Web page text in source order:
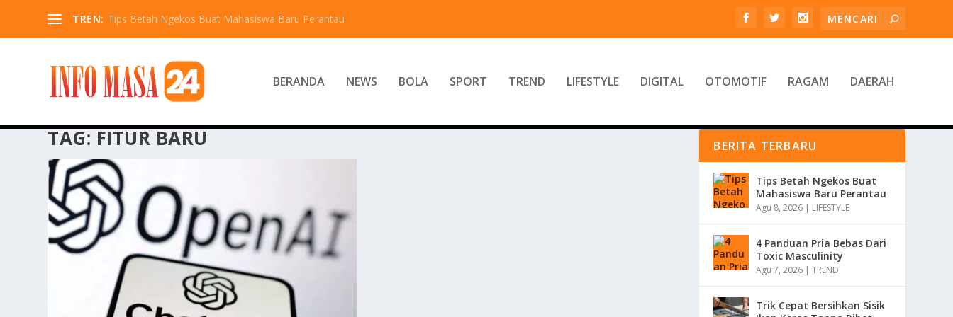
TREN: Tips Betah Ngekos Buat Mahasiswa Baru Perantau
BERANDA NEWS BOLA SPORT TREND LIFESTYLE DIGITAL OTOMOTIF RAGAM DAERAH
TAG: FITUR BARU BERITA TERBARU
Tips Betah Ngekos Buat
Mahasiswa Baru Perantau
Agu 8, 2026 | LIFESTYLE
4 Panduan Pria Bebas Dari
Toxic Masculinity
Agu 7, 2026 |TREND
Trik Cepat Bersihkan Sisik